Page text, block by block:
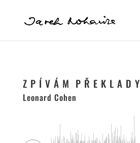
Z P Í V Á M P Ř E K L A D Y
Leonard Cohen